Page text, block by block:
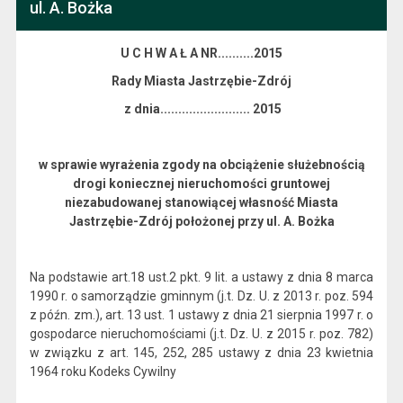
ul. A. Bożka
U C H W A Ł A NR..........2015
Rady Miasta Jastrzębie-Zdrój
z dnia......................... 2015
w sprawie wyrażenia zgody na obciążenie służebnością
drogi koniecznej nieruchomości gruntowej
niezabudowanej stanowiącej własność Miasta
Jastrzębie-Zdrój położonej przy ul. A. Bożka
Na podstawie art.18 ust.2 pkt. 9 lit. a ustawy z dnia 8 marca
1990 r. o samorządzie gminnym (j.t. Dz. U. z 2013 r. poz. 594
z późn. zm.), art. 13 ust. 1 ustawy z dnia 21 sierpnia 1997 r. o
gospodarce nieruchomościami (j.t. Dz. U. z 2015 r. poz. 782)
w związku z art. 145, 252, 285 ustawy z dnia 23 kwietnia
1964 roku Kodeks Cywilny